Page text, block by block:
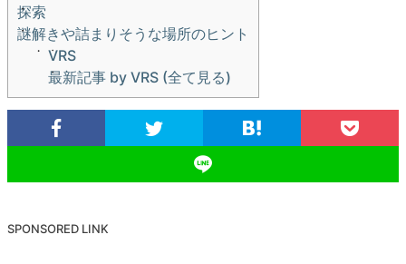
探索
謎解きや詰まりそうな場所のヒント
VRS
最新記事 by VRS (全て見る)
SPONSORED LINK